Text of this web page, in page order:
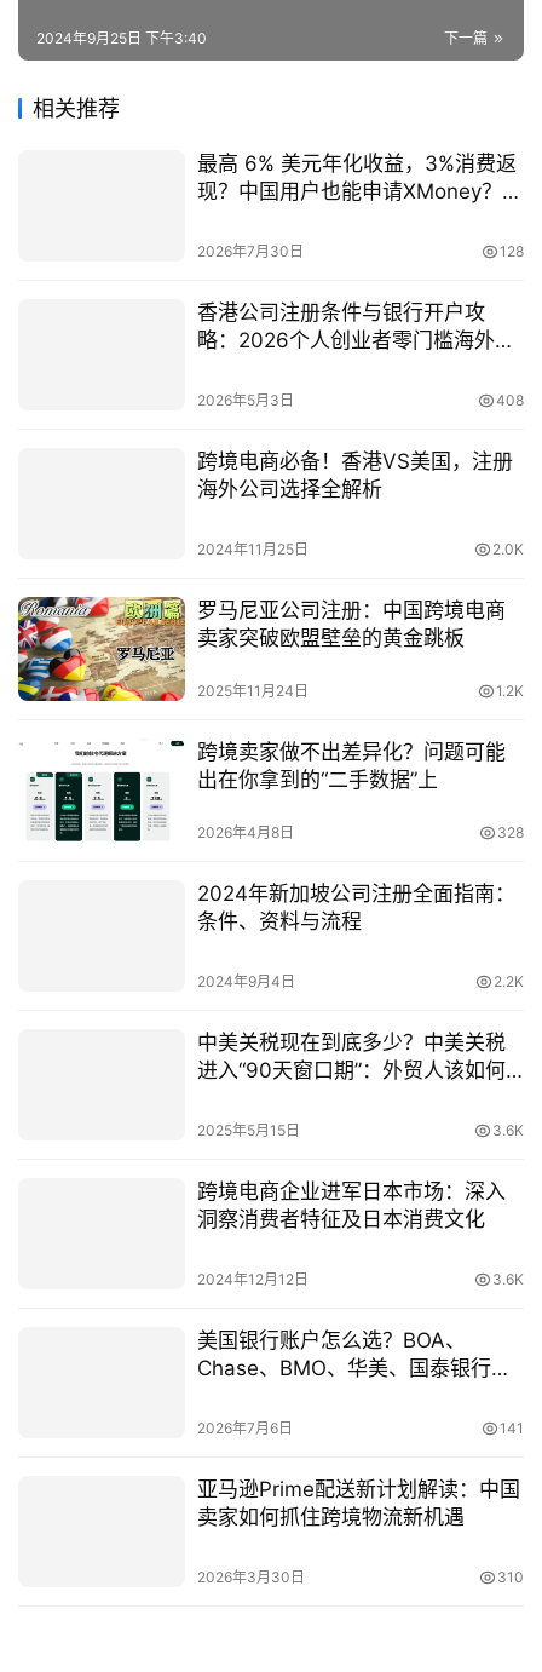
下一篇
2024年9月25日 下午3:40
相关推荐
最高 6% 美元年化收益，3%消费返
现？中国用户也能申请XMoney？最
2026年7月30日 128
香港公司注册条件与银行开户攻
略：2026个人创业者零门槛海外布
2026年5月3日 408
跨境电商必备！香港VS美国，注册
海外公司选择全解析
2024年11月25日 2.0K
罗马尼亚公司注册：中国跨境电商
卖家突破欧盟壁垒的黄金跳板
2025年11月24日 1.2K
跨境卖家做不出差异化？问题可能
出在你拿到的“二手数据”上
2026年4月8日 328
2024年新加坡公司注册全面指南：
条件、资料与流程
2024年9月4日 2.2K
中美关税现在到底多少？中美关税
进入“90天窗口期”：外贸人该如何
2025年5月15日 3.6K
跨境电商企业进军日本市场：深入
洞察消费者特征及日本消费文化
2024年12月12日 3.6K
美国银行账户怎么选？BOA、
Chase、BMO、华美、国泰银行全
2026年7月6日 141
亚马逊Prime配送新计划解读：中国
卖家如何抓住跨境物流新机遇
2026年3月30日 310